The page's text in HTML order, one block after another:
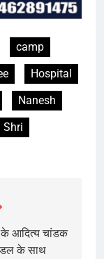
camp
Hospital
Nanesh
Shri
आदित्य चांडक
के साथ